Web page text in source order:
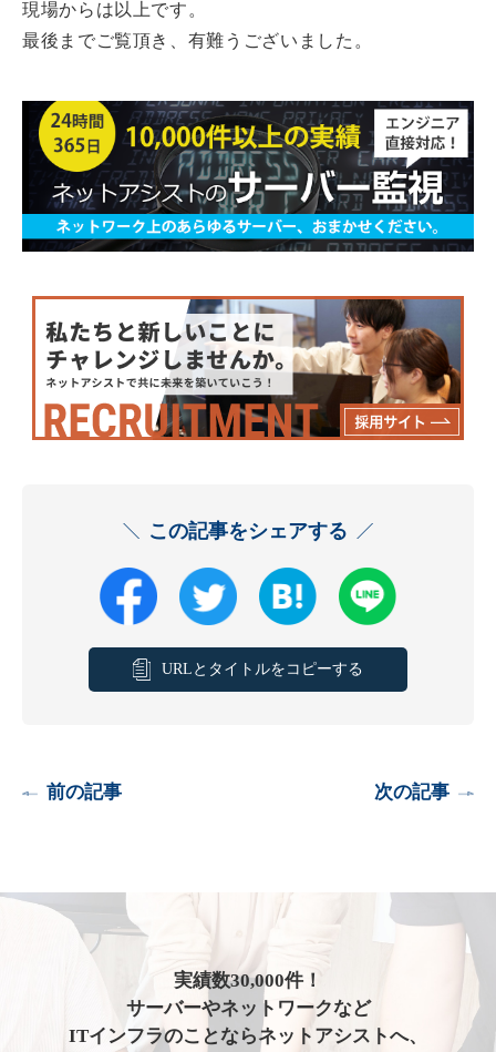
現場からは以上です。
最後までご覧頂き、有難うございました。
この記事をシェアする
URLとタイトルをコピーする
前の記事 次の記事
実績数30,000件！
サーバーやネットワークなど
ITインフラのことならネットアシストへ、